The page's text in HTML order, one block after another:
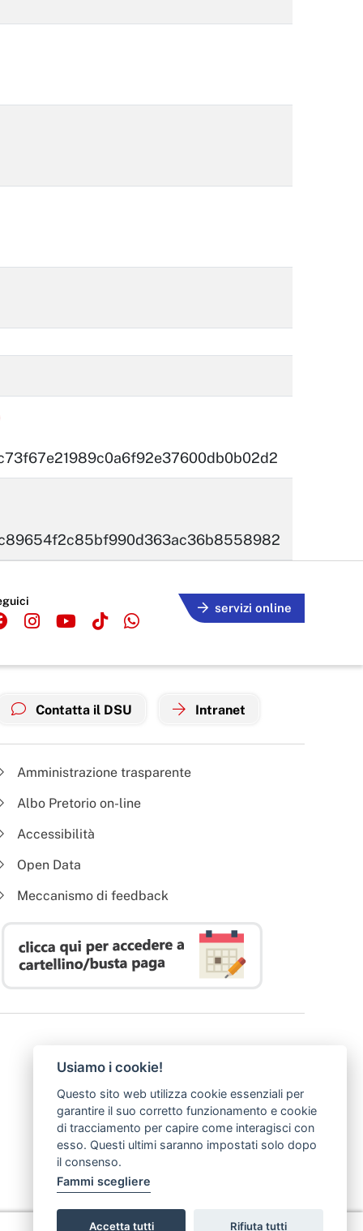
servizi online
Contatta il DSU Intranet
Amministrazione trasparente
Albo Pretorio on-line
Accessibilità
Open Data
Meccanismo di feedback
Usiamo i cookie!
Questo sito web utilizza cookie essenziali per
garantire il suo corretto funzionamento e cookie
di tracciamento per capire come interagisci con
esso. Questi ultimi saranno impostati solo dopo
il consenso.
Fammi scegliere
Accetta tutti Rifiuta tutti